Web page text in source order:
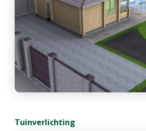
Tuinverlichting